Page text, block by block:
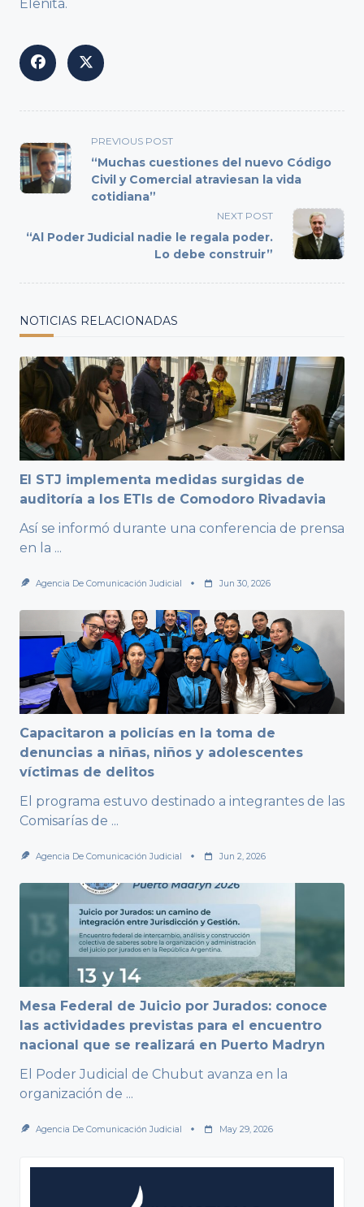
Elenita.
<span
class="nav-
subtitle
screen-
text">Page</span>
PREVIOUS POST
“Muchas cuestiones del nuevo Código
Civil y Comercial atraviesan la vida
cotidiana”
NEXT POST
“Al Poder Judicial nadie le regala poder.
Lo debe construir”
NOTICIAS RELACIONADAS
El STJ implementa medidas surgidas de
auditoría a los ETIs de Comodoro Rivadavia
Así se informó durante una conferencia de prensa
en la ...
Agencia De Comunicación Judicial Jun 30, 2026
Capacitaron a policías en la toma de
denuncias a niñas, niños y adolescentes
víctimas de delitos
El programa estuvo destinado a integrantes de las
Comisarías de ...
Agencia De Comunicación Judicial Jun 2, 2026
Mesa Federal de Juicio por Jurados: conoce
las actividades previstas para el encuentro
nacional que se realizará en Puerto Madryn
El Poder Judicial de Chubut avanza en la
organización de ...
Agencia De Comunicación Judicial May 29, 2026